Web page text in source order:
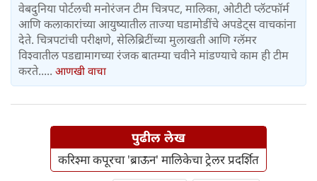
वेबदुनिया पोर्टलची मनोरंजन टीम चित्रपट, मालिका, ओटीटी प्लॅटफॉर्म
आणि कलाकारांच्या आयुष्यातील ताज्या घडामोडींचे अपडेट्स वाचकांना
देते. चित्रपटांची परीक्षणे, सेलिब्रिटींच्या मुलाखती आणि ग्लॅमर
विश्वातील पडद्यामागच्या रंजक बातम्या चवीने मांडण्याचे काम ही टीम
करते..... आणखी वाचा
पुढील लेख
करिश्मा कपूरचा 'ब्राऊन' मालिकेचा ट्रेलर प्रदर्शित